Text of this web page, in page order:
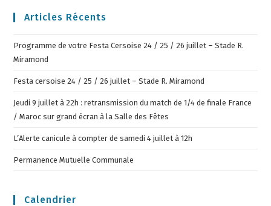
Articles Récents
Programme de votre Festa Cersoise 24 / 25 / 26 juillet – Stade R.
Miramond
Festa cersoise 24 / 25 / 26 juillet – Stade R. Miramond
Jeudi 9 juillet à 22h : retransmission du match de 1/4 de finale France
/ Maroc sur grand écran à la Salle des Fêtes
L’Alerte canicule à compter de samedi 4 juillet à 12h
Permanence Mutuelle Communale
Calendrier